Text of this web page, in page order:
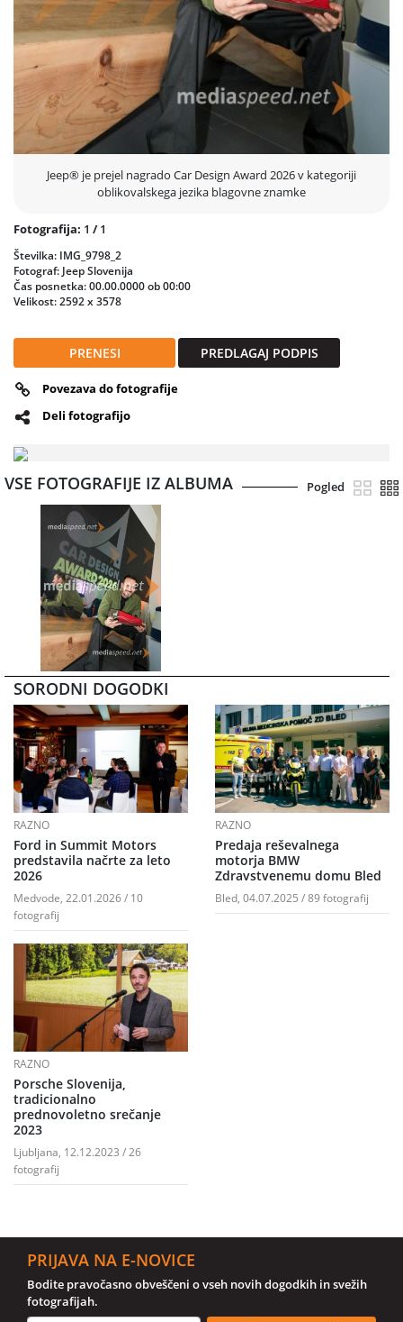
Jeep® je prejel nagrado Car Design Award 2026 v kategoriji
oblikovalskega jezika blagovne znamke
Fotografija: 1 /1
Številka: IMG_9798_2
Fotograf: Jeep Slovenija
Čas posnetka: 00.00.0000 ob 00:00
Velikost: 2592 x 3578
PRENESI PREDLAGAJ PODPIS
Povezava do fotografije
Deli fotografijo
VSE FOTOGRAFIJE IZ ALBUMA Pogled
SORODNI DOGODKI
RAZNO
Ford in Summit Motors
predstavila načrte za leto
2026
Medvode, 22.01.2026 / 10
fotografij
RAZNO
Predaja reševalnega
motorja BMW
Zdravstvenemu domu Bled
Bled, 04.07.2025 / 89 fotografij
RAZNO
Porsche Slovenija,
tradicionalno
prednovoletno srečanje
2023
Ljubljana, 12.12.2023 / 26
fotografij
PRIJAVA NA E-NOVICE
Bodite pravočasno obveščeni o vseh novih dogodkih in svežih
fotografijah.